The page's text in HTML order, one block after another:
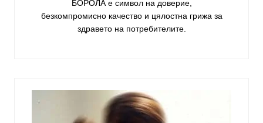
БОРОЛА е символ на доверие,
безкомпромисно качество и цялостна грижа за
здравето на потребителите.